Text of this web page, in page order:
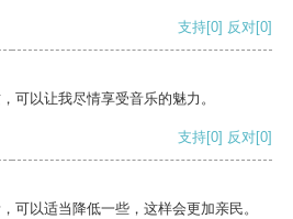
支持[0] 反对[0]
可以让我尽情享受音乐的魅力。
支持[0] 反对[0]
可以适当降低一些，这样会更加亲民。